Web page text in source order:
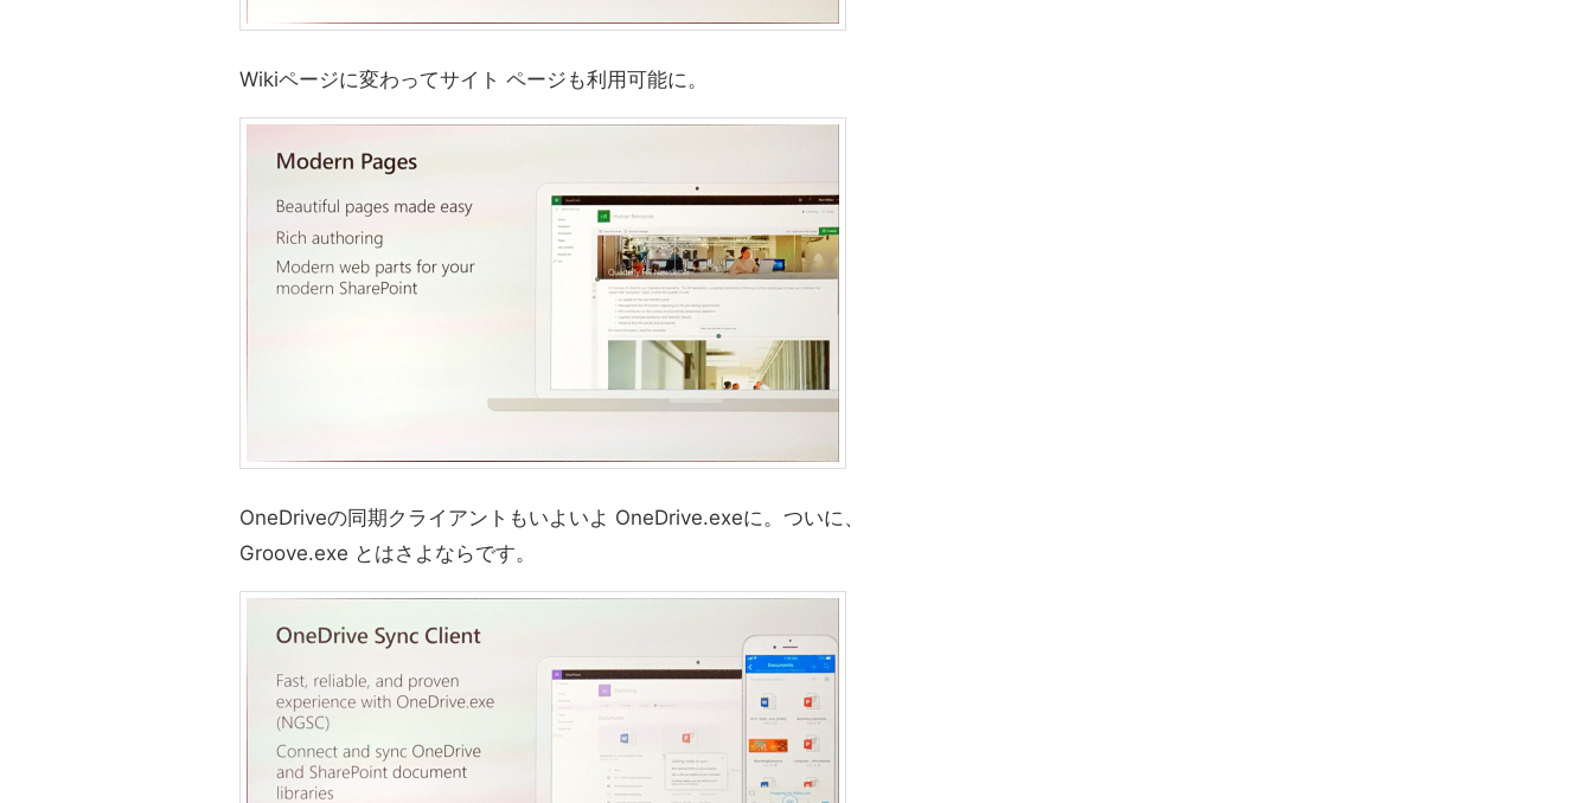
Wikiページに変わってサイト ページも利用可能に。
OneDriveの同期クライアントもいよいよ OneDrive.exeに。ついに、
Groove.exe とはさよならです。